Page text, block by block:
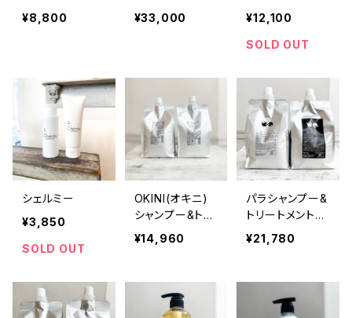
¥8,800
ml詰め替え用セ
¥33,000
セット RIRImimi
¥12,100
SOLD OUT
シェルミー
¥3,850
SOLD OUT
OKINI(オキニ)
シャンプー&トリ
ートメント 1000
ml詰め替え用パ
¥14,960
パラシャンプー&
トリートメントプ
ラス 1000ml詰
め替えパウチセ
¥21,780